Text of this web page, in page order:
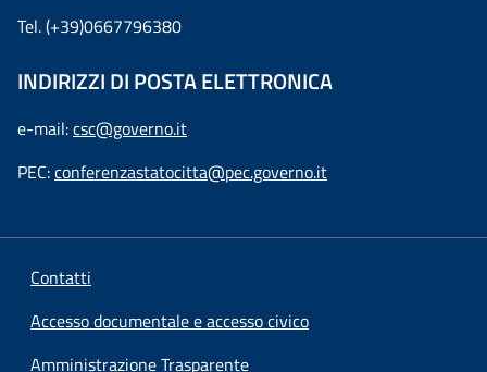
Tel. (+39)0667796380
INDIRIZZI DI POSTA ELETTRONICA
e-mail:csc@governo.it
PEC:conferenzastatocitta@pec.governo.it
Contatti
Accesso documentale e accesso civico
Amministrazione Trasparente